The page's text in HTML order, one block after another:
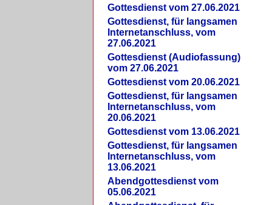
Gottesdienst vom 27.06.2021
Gottesdienst, für langsamen
Internetanschluss, vom
27.06.2021
Gottesdienst (Audiofassung)
vom 27.06.2021
Gottesdienst vom 20.06.2021
Gottesdienst, für langsamen
Internetanschluss, vom
20.06.2021
Gottesdienst vom 13.06.2021
Gottesdienst, für langsamen
Internetanschluss, vom
13.06.2021
Abendgottesdienst vom
05.06.2021